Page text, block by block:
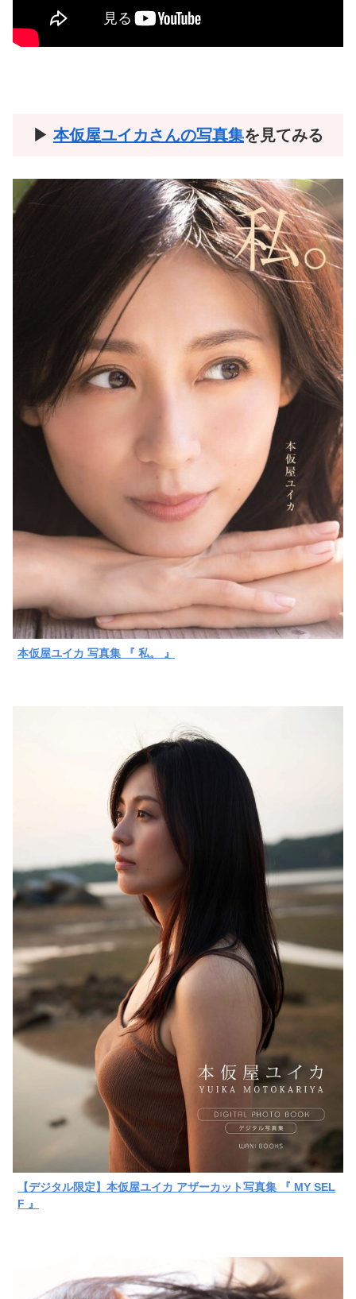
▶︎ 本仮屋ユイカさんの写真集を見てみる
本仮屋ユイカ 写真集 『 私。 』
【デジタル限定】本仮屋ユイカ アザーカット写真集 『 MY SEL
F 』